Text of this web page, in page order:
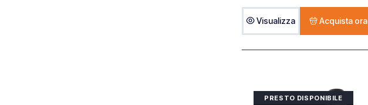
Visualizza Acquista ora
PRESTO DISPONIBILE